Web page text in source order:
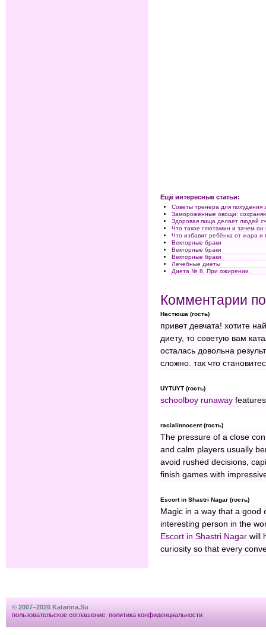
Ещё интересные статьи:
Советы тренера для похудения
Замороженные овощи:
Здоровая пища делает людей
Что такое глютамин и зачем он
Что избавит ребёнка от жара и
Векторные браки
Векторные браки
Векторные браки
Лечебные диеты
Диета № 8. При ожирении.
Комментарии
Настюша (гость)
привет девчата! хотите
диету, то советую вам
осталась довольна
сложно. так что
UYTUYT (гость)
schoolboy runaway
racialinnocent (гость)
The pressure of a close
and calm players usually
avoid rushed decisions,
finish games with
Escort in Shastri Nagar (гость)
Magic in a way that a good
interesting person in the
Escort in Shastri Nagar will
curiosity so that every
© 2007–2026 Katarina.Su
пользовательское соглашение политика конфиденциальности